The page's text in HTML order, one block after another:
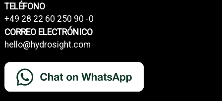
TELÉFONO
+49 28 22 60 250 90 -0
CORREO ELECTRÓNICO
hello@hydrosight.com